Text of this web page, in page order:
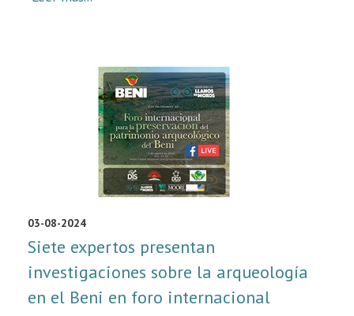
03-08-2024
Siete expertos presentan
investigaciones sobre la arqueología
en el Beni en foro internacional